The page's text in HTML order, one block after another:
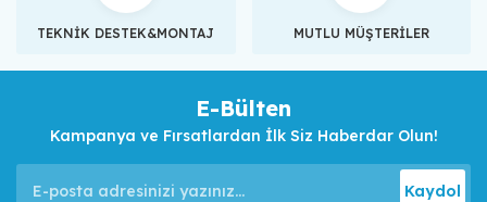
TEKNİK DESTEK&MONTAJ MUTLU MÜŞTERİLER
E-Bülten
Kampanya ve Fırsatlardan İlk Siz Haberdar Olun!
Kaydol